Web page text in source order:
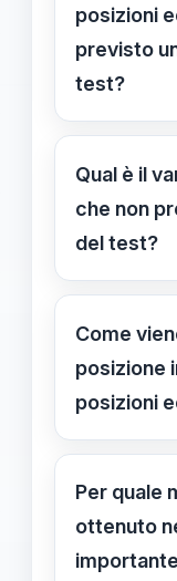
posizioni
previsto
test?
Il sistema
senza
Qual è il
che non
del test?
Permette
le
continuo
Come
posizione
posizioni
La
al
finali, con
elemento
Per quale
ottenuto